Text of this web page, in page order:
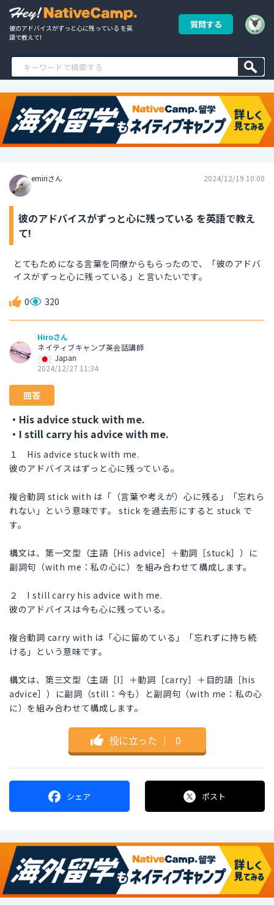
彼のアドバイスがずっと心に残っている を英
語で教えて!
質問する
emiriさん 2024/12/19 10:00
彼のアドバイスがずっと心に残っている を英語で教え
て!
とてもためになる言葉を同僚からもらったので、「彼のアドバ
イスがずっと心に残っている」と言いたいです。
0 320
Hiroさん
ネイティブキャンプ英会話講師
Japan
2024/12/27 11:34
回答
・His advice stuck with me.
・I still carry his advice with me.
１ His advice stuck with me.
彼のアドバイスはずっと心に残っている。
複合動詞 stick with は「（言葉や考えが）心に残る」「忘れら
れない」という意味です。 stick を過去形にすると stuck で
す。
構文は、第一文型（主語［His advice］＋動詞［stuck］）に
副詞句（with me：私の心に）を組み合わせて構成します。
２ I still carry his advice with me.
彼のアドバイスは今も心に残っている。
複合動詞 carry with は「心に留めている」「忘れずに持ち続
ける」という意味です。
構文は、第三文型（主語［I］＋動詞［carry］＋目的語［his
advice］）に副詞（still：今も）と副詞句（with me：私の心
に）を組み合わせて構成します。
役に立った ｜ 0
シェア ポスト